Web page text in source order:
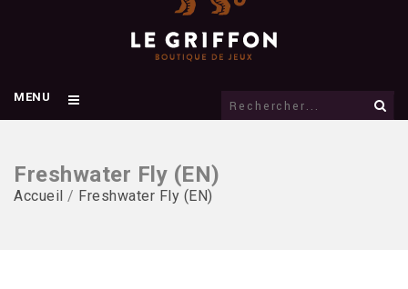
MENU
Freshwater Fly (EN)
Accueil / Freshwater Fly (EN)